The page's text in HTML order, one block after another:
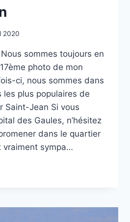
2020
sommes toujours en
photo de mon
ci, nous sommes dans
les plus populaires de
Saint-Jean Si vous
des Gaules, n’hésitez
dans le quartier
vraiment sympa…